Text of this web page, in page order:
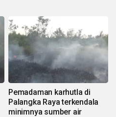
Pemadaman karhutla di
Palangka Raya terkendala
minimnya sumber air